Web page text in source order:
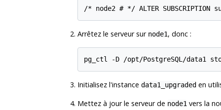
Arrêtez le serveur sur node1, donc :
Initialisez l'instance data1_upgradeden
Mettez à jour le serveur de node1 vers la